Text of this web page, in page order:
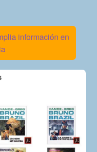
información en